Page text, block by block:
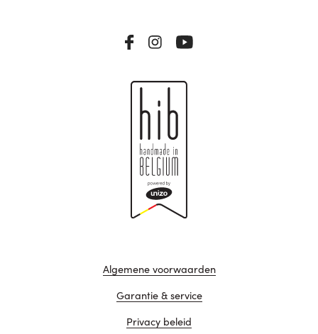
Algemene voorwaarden
Garantie & service
Privacy beleid